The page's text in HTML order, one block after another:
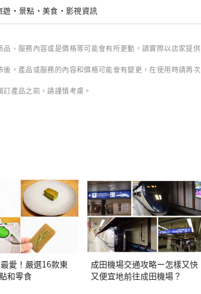
・景點・美食・影視資訊
、服務內容或是價格等可能會有所更動，請實際以店家提供
，產品或服務的內容和價格可能會有變更，在使用時請再次
產品之前，請謹慎考慮。
愛！嚴選16款東
和零食
成田機場交通攻略ー怎樣又快
又便宜地前往成田機場？